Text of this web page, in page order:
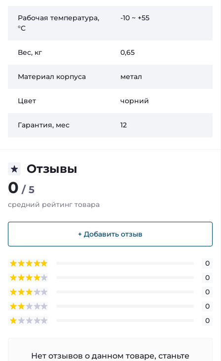
Рабочая температура,
°C
-10 ~ +55
Вес, кг 0,65
Материал корпуса метал
Цвет чорний
Гарантия, мес 12
Отзывы
0 / 5
средний рейтинг товара
+ Добавить отзыв
0
0
0
0
0
Нет отзывов о данном товаре, станьте